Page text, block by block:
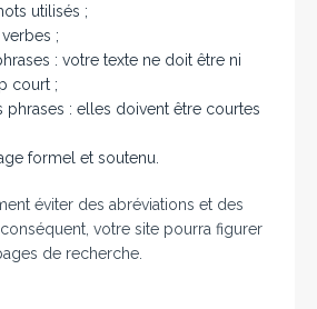
utilisés ;
verbes ;
: votre texte ne doit être ni
court ;
phrases : elles doivent être courtes
formel et soutenu.
éviter des abréviations et des
votre site pourra figurer
de recherche.